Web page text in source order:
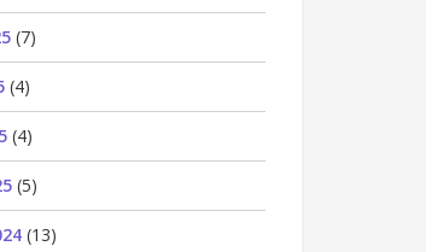
(7)
(4)
(4)
(5)
(13)